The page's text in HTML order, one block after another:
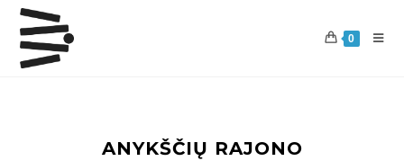
0
ANYKŠČIŲ RAJONO